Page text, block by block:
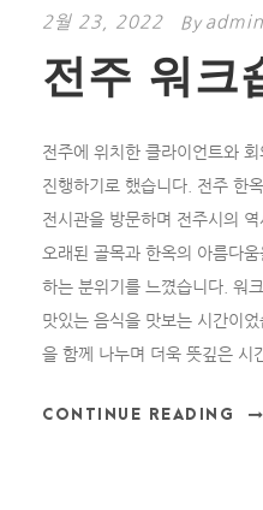
2월 23, 2022 By admin
전주 워크
전주에 위치한 클라이언트와
진행하기로 했습니다. 전주 한
전시관을 방문하며 전주시의
오래된 골목과 한옥의 아름다
하는 분위기를 느꼈습니다. 워
맛있는 음식을 맛보는 시간이
을 함께 나누며 더욱 뜻깊은 시
CONTINUE READING